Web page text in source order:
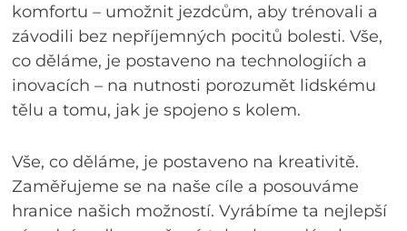
komfortu – umožnit jezdcům, aby trénovali a
závodili bez nepříjemných pocitů bolesti. Vše,
co děláme, je postaveno na technologiích a
inovacích – na nutnosti porozumět lidskému
tělu a tomu, jak je spojeno s kolem.
Vše, co děláme, je postaveno na kreativitě.
Zaměřujeme se na naše cíle a posouváme
hranice našich možností. Vyrábíme ta nejlepší